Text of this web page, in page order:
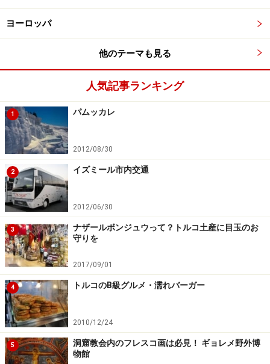
ヨーロッパ
他のテーマも見る
人気記事ランキング
1 パムッカレ
2012/08/30
2 イズミール市内交通
2012/06/30
3
ナザールボンジュウって？トルコ土産に目玉のお
守りを
2017/09/01
4 トルコのB級グルメ・濡れバーガー
2010/12/24
5
洞窟教会内のフレスコ画は必見！ ギョレメ野外博
物館